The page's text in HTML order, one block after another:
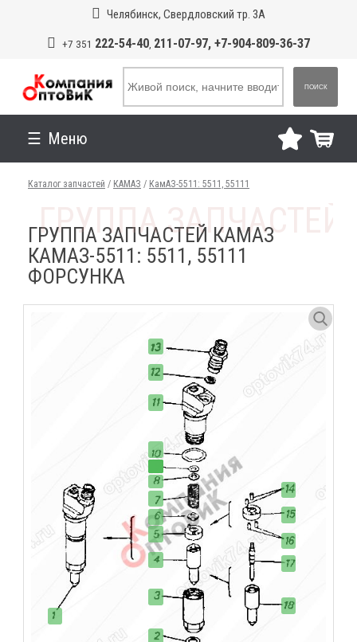
Челябинск, Свердловский тр. 3А
+7 351 222-54-40, 211-07-97, +7-904-809-36-37
ПОИСК
Меню
Каталог запчастей / КАМАЗ / КамАЗ-5511: 5511, 55111
ГРУППА ЗАПЧАСТЕЙ КАМАЗ
КАМАЗ-5511: 5511, 55111
ФОРСУНКА